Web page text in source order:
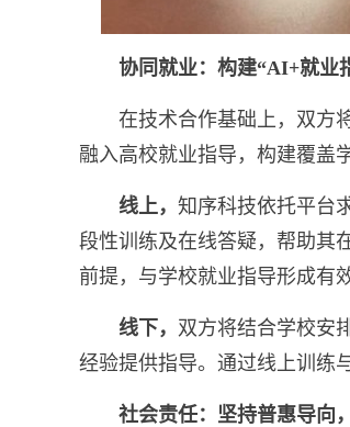
协同就业：构建“AI+就业
在技术合作基础上，双方
融入高校就业指导，构建覆盖
线上， 知序科技依托平台
段性训练及在线答疑，帮助其
前提，与学校就业指导形成有
线下， 双方将结合学校安
经验提供指导。通过线上训练
社会责任：坚持普惠导向